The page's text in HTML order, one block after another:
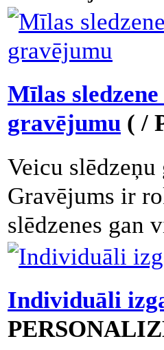
Mīlas
gravējumu ( /
Veicu
Gravējums ir
slēdzenes gan
Individuāli